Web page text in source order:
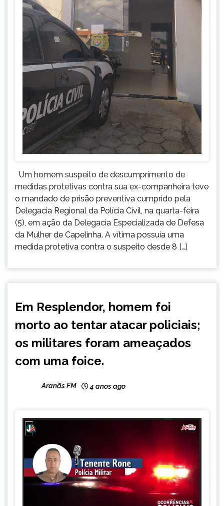
Um homem suspeito de descumprimento de
medidas protetivas contra sua ex-companheira teve
o mandado de prisão preventiva cumprido pela
Delegacia Regional da Polícia Civil, na quarta-feira
(5), em ação da Delegacia Especializada de Defesa
da Mulher de Capelinha. A vítima possuía uma
medida protetiva contra o suspeito desde 8 […]
NOTÍCIAS
Em Resplendor, homem foi
morto ao tentar atacar policiais;
os militares foram ameaçados
com uma foice.
Aranãs FM 4 anos ago